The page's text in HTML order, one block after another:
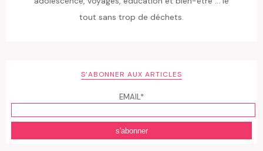
tout sans trop de déchets.
S’ABONNER AUX ARTICLES
EMAIL*